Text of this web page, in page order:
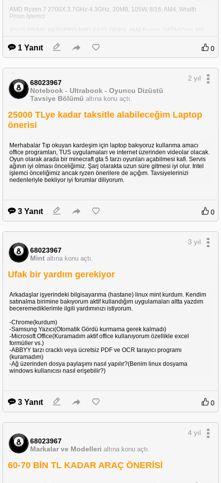
Bu da kesilen kısımdan evime olan uzaklığı gösterir resim.
AMD Ryzen 7 2700X 3.7GHz-4.3GHz, 20MB, 105W, 8/16, AM4, Wraith
Prism İşlemci
ASUS PRIME X470-PRO AMD X470, DDR4, AM4 Ryzen, SATA6Gb/s, M2,
USB3.1, HDMI, DisplayPort ATX Anakart
SAMSUNG MZ-V7E250BW 970 EVO 250GB SSD M.2 3400-1500MB/s SSD
AOC C24G1 24" 1 ms Full HD Curved 144 Hz Oyuncu Monitörü
1 Yanıt 0
68023967
Notebook - Ultrabook - Oyuncu Dizüstü
Tavsiye Bölümü altına konu açtı.
2 yıl
25000 TLye kadar taksitle alabileceğim Laptop
önerisi
Merhabalar Tıp okuyan kardeşim için laptop bakıyoruz kullanma amacı
office programları, TUS uygulamaları ve internet üzerinden videolar olacak.
Oyun olarak arada bir minecraft gta 5 tarzı oyunları açabilmesi kafi. Servis
ağının iyi olması önceliğimiz. Şarj olarakta uzun süre gitmesi iyi olur. Intel
işlemci önceliğimiz ancak ryzen önerilere de açığım. Tavsiyelerinizi
nedenleriyle bekliyor iyi forumlar diliyorum.
3 Yanıt 0
68023967
Mint altına konu açtı.
3 yıl
Ufak bir yardım gerekiyor
Arkadaşlar işyerindeki bilgisayarıma (hastane) linux mint kurdum. Kendim
satınalma birimine bakıyorum aktif kullandığım uygulamaları altta yazdım
beceremediklerimle ilgili yardımınızı istiyorum.
-Chrome(kurdum)
-Samsung Yazıcı(Otomatik Gördü kurmama gerek kalmadı)
-Microsoft Office(Kuramadım aktif office kullanıyorum özellikle excel
formüller vs.)
-ABBYY tarzı cracklı veya ücretsiz PDF ve OCR tarayıcı programı
(kuramadım)
-Ağ üzerinden dosya paylaşımı nasıl yapılır?(Benim linux dosyama
windows kullanıcısı nasıl erişebilir?)
3 Yanıt 0
68023967
Markalar ve Modelleri altına konu açtı.
4 yıl
60-70 BİN TL KADAR ARAÇ ÖNERİSİ